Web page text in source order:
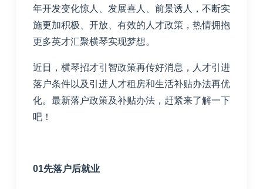
年开发变化惊人、发展喜人、前景诱人，不断实
施更加积极、开放、有效的人才政策，热情拥抱
更多英才汇聚横琴实现梦想。
近日，横琴招才引智政策再传好消息，人才引进
落户条件以及引进人才租房和生活补贴办法再优
化。最新落户政策及补贴办法，赶紧来了解一下
吧！
01先落户后就业